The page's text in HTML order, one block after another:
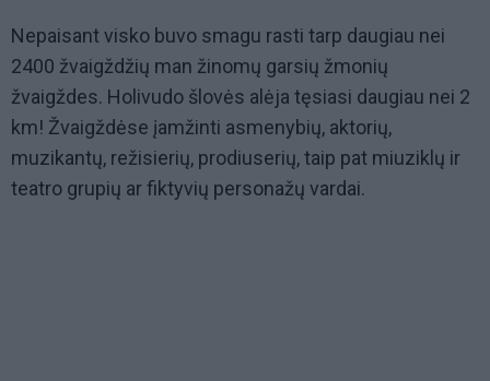
Nepaisant visko buvo smagu rasti tarp daugiau nei
2400 žvaigždžių man žinomų garsių žmonių
žvaigždes. Holivudo šlovės alėja tęsiasi daugiau nei 2
km! Žvaigždėse įamžinti asmenybių, aktorių,
muzikantų, režisierių, prodiuserių, taip pat miuziklų ir
teatro grupių ar fiktyvių personažų vardai.